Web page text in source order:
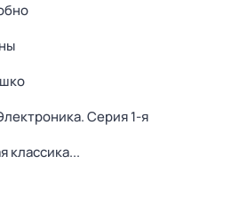
. Серия 1-я
классика...